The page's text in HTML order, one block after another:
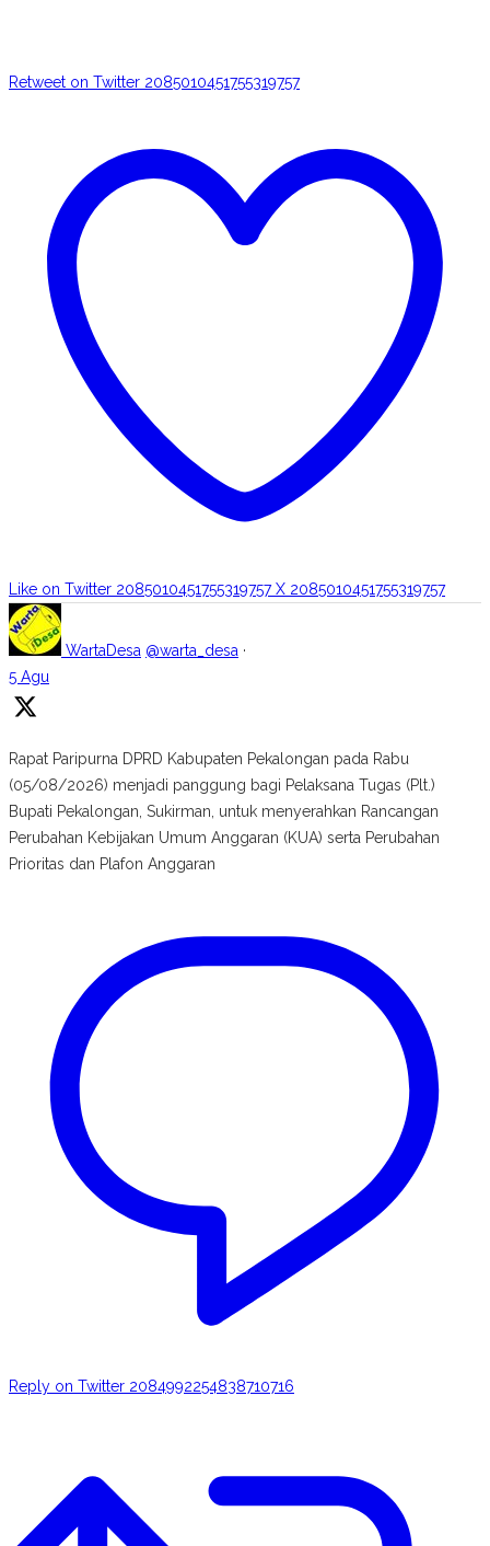
Retweet on Twitter 2085010451755319757
Like on Twitter 2085010451755319757 X 2085010451755319757
WartaDesa @warta_desa ·
5 Agu
Rapat Paripurna DPRD Kabupaten Pekalongan pada Rabu
(05/08/2026) menjadi panggung bagi Pelaksana Tugas (Plt.)
Bupati Pekalongan, Sukirman, untuk menyerahkan Rancangan
Perubahan Kebijakan Umum Anggaran (KUA) serta Perubahan
Prioritas dan Plafon Anggaran
Reply on Twitter 2084992254838710716